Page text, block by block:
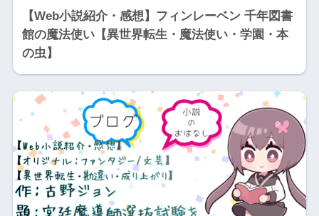
【Web小説紹介・感想】フィンレーベン 千年図書
館の魔法使い【異世界転生・魔法使い・学園・本
の虫】